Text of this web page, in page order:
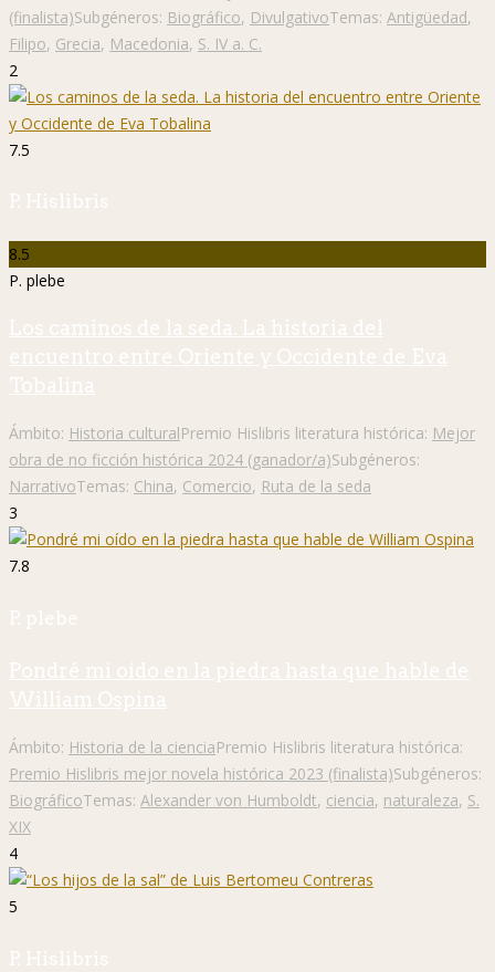
(finalista)Subgéneros: Biográfico, DivulgativoTemas: Antigüedad,
Filipo, Grecia, Macedonia, S. IV a. C.
2
7.5
P. Hislibris
8.5
P. plebe
Los caminos de la seda. La historia del
encuentro entre Oriente y Occidente de Eva
Tobalina
Ámbito: Historia culturalPremio Hislibris literatura histórica: Mejor
obra de no ficción histórica 2024 (ganador/a)Subgéneros:
NarrativoTemas: China, Comercio, Ruta de la seda
3
7.8
P. plebe
Pondré mi oído en la piedra hasta que hable de
William Ospina
Ámbito: Historia de la cienciaPremio Hislibris literatura histórica:
Premio Hislibris mejor novela histórica 2023 (finalista)Subgéneros:
BiográficoTemas: Alexander von Humboldt, ciencia, naturaleza, S.
XIX
4
5
P. Hislibris